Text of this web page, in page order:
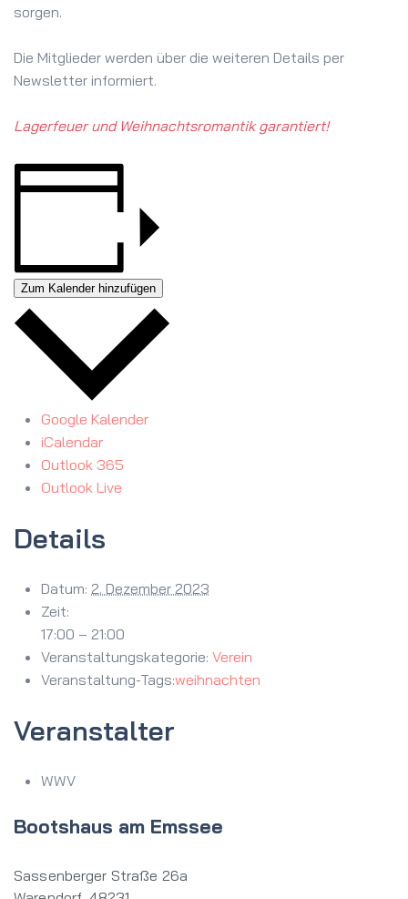
sorgen.
Die Mitglieder werden über die weiteren Details per
Newsletter informiert.
Lagerfeuer und Weihnachtsromantik garantiert!
Zum Kalender hinzufügen
Google Kalender
iCalendar
Outlook 365
Outlook Live
Details
Datum: 2. Dezember 2023
Zeit:
17:00 – 21:00
Veranstaltungskategorie: Verein
Veranstaltung-Tags:weihnachten
Veranstalter
WWV
Bootshaus am Emssee
Sassenberger Straße 26a